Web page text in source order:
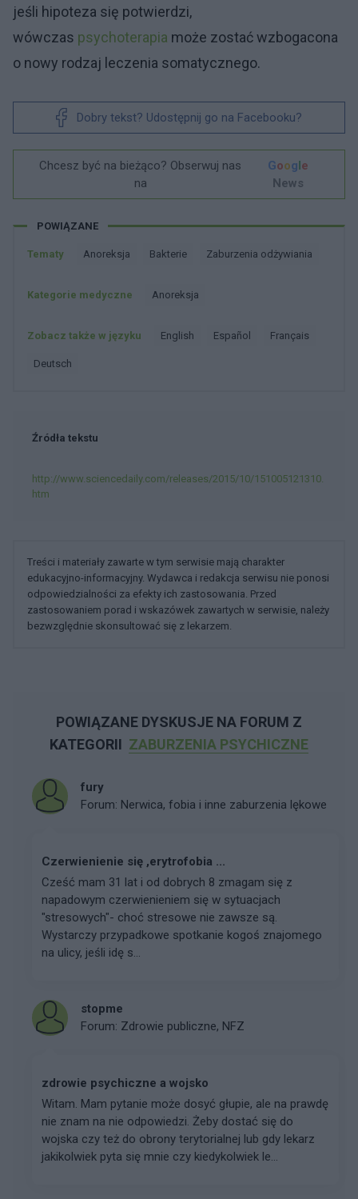
jeśli hipoteza się potwierdzi,
wówczas psychoterapia może zostać wzbogacona
o nowy rodzaj leczenia somatycznego.
Dobry tekst? Udostępnij go na Facebooku?
Chcesz być na bieżąco? Obserwuj nas
na
Google
News
POWIĄZANE
Tematy Anoreksja Bakterie Zaburzenia odżywiania
Kategorie medyczne Anoreksja
Zobacz także w języku english español français
deutsch
Źródła tekstu
http://www.sciencedaily.com/releases/2015/10/151005121310.
htm
Treści i materiały zawarte w tym serwisie mają charakter
edukacyjno-informacyjny. Wydawca i redakcja serwisu nie ponosi
odpowiedzialności za efekty ich zastosowania. Przed
zastosowaniem porad i wskazówek zawartych w serwisie, należy
bezwzględnie skonsultować się z lekarzem.
POWIĄZANE DYSKUSJE NA FORUM Z
KATEGORII ZABURZENIA PSYCHICZNE
fury
Forum: Nerwica, fobia i inne zaburzenia lękowe
Czerwienienie się ,erytrofobia ...
Cześć mam 31 lat i od dobrych 8 zmagam się z
napadowym czerwienieniem się w sytuacjach
"stresowych"- choć stresowe nie zawsze są.
Wystarczy przypadkowe spotkanie kogoś znajomego
na ulicy, jeśli idę s...
stopme
Forum: Zdrowie publiczne, NFZ
zdrowie psychiczne a wojsko
Witam. Mam pytanie może dosyć głupie, ale na prawdę
nie znam na nie odpowiedzi. Żeby dostać się do
wojska czy też do obrony terytorialnej lub gdy lekarz
jakikolwiek pyta się mnie czy kiedykolwiek le...